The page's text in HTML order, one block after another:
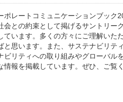
レートコミュニケーションブック
会との約束として掲げるサントリー
ています。多くの方々にご理解いた
と思います。また、サステナビリテ
ビリティへの取り組みやグローバル
情報を掲載しています。ぜひ、ご覧く